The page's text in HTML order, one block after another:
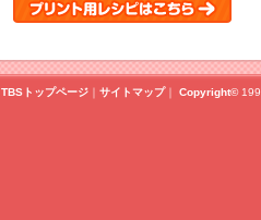
TBSトップページ｜ サイトマップ｜ Copyright©